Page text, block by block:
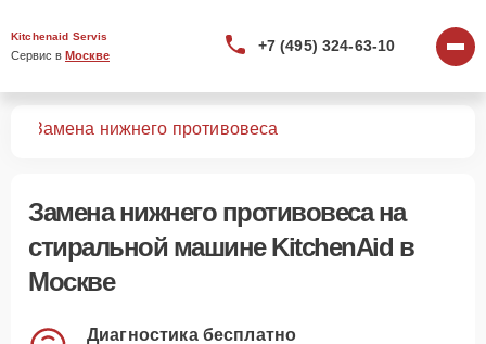
Kitchenaid Servis
Сервис в Москве
+7 (495) 324-63-10
Замена нижнего противовеса
Замена нижнего противовесана
стиральной машине KitchenAid в
Москве
Диагностика бесплатно